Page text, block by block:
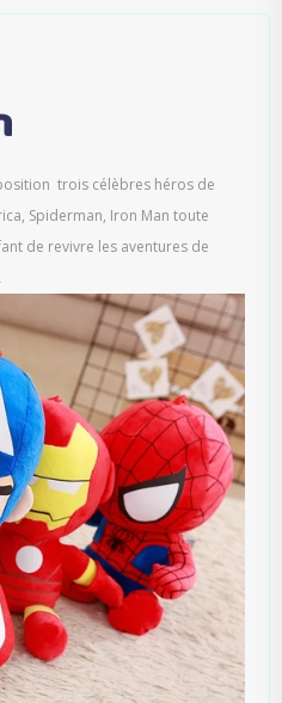
trois célèbres héros de
Spiderman, Iron Man toute
de revivre les aventures de